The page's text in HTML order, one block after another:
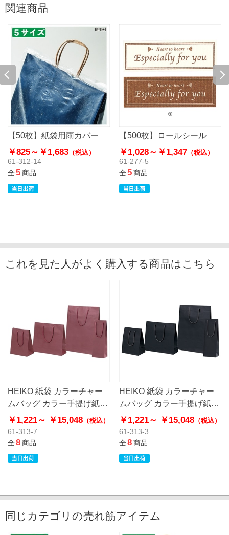
関連商品
【50枚】紙袋用雨カバー
￥825～ ￥1,683 （税込）
61-312-14
全5商品
【500枚】ロールシール
￥1,028～ ￥1,347 （税込）
61-277-5
全5商品
これを見た人がよく購入する商品はこちら
HEIKO 紙袋 カラーチャー
ムバッグ カラー手提げ紙袋
エンジ
￥1,221～ ￥15,048 （税込）
61-313-7
全8商品
HEIKO 紙袋 カラーチャー
ムバッグ カラー手提げ紙袋
黒無地
￥1,221～ ￥15,048（税込）
61-313-3
全8商品
同じカテゴリの売れ筋アイテム